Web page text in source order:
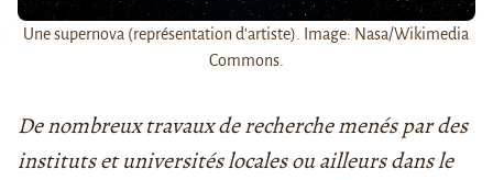
Une supernova (représentation d'artiste). Image: Nasa/Wikimedia
Commons.
De nombreux travaux de recherche menés par des
instituts et universités locales ou ailleurs dans le